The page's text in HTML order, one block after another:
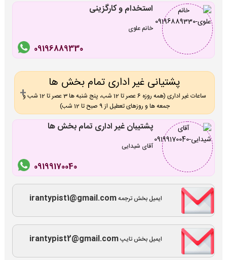
استخدام و کارگزینی
خانم علوی
09196889330
پشتیانی غیر اداری تمام بخش ها
ساعات غیر اداری (همه روزه 6 عصر تا 12 شب، پنج شنبه ها 3 عصر تا 12 شب و
جمعه ها و روزهای تعطیل از 9 صبح تا 12 شب)
پشتیبان غیر اداری تمام بخش ها
آقای شیدایی
09199170040
ایمیل بخش ترجمهirantypist1@gmail.com
ایمیل بخش تایپirantypist2@gmail.com